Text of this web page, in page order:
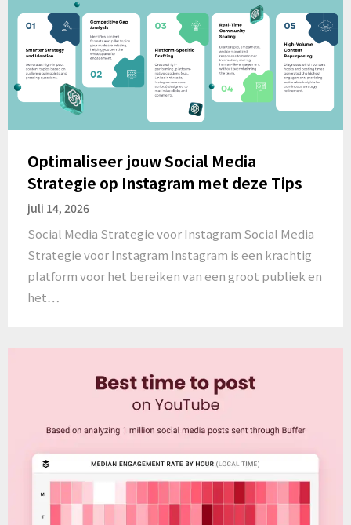
Optimaliseer jouw Social Media
Strategie op Instagram met deze Tips
juli 14, 2026
Social Media Strategie voor Instagram Social Media
Strategie voor Instagram Instagram is een krachtig
platform voor het bereiken van een groot publiek en
het…